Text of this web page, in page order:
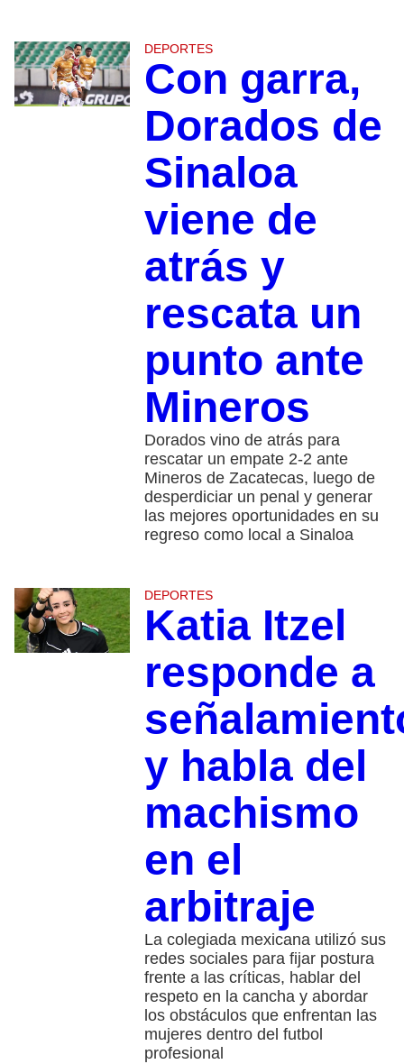
DEPORTES
Con garra,
Dorados de
Sinaloa
viene de
atrás y
rescata un
punto ante
Mineros
Dorados vino de atrás para
rescatar un empate 2-2 ante
Mineros de Zacatecas, luego de
desperdiciar un penal y generar
las mejores oportunidades en su
regreso como local a Sinaloa
DEPORTES
Katia Itzel
responde a
y habla del
machismo
en el
arbitraje
La colegiada mexicana utilizó sus
redes sociales para fijar postura
frente a las críticas, hablar del
respeto en la cancha y abordar
los obstáculos que enfrentan las
mujeres dentro del futbol
profesional